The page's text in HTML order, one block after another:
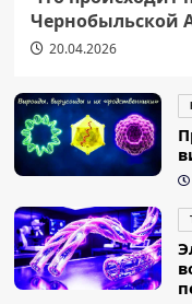
Чернобыльской
20.04.2026